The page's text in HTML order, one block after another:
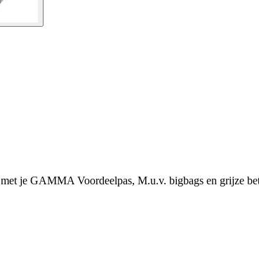
je GAMMA Voordeelpas, M.u.v. bigbags en grijze